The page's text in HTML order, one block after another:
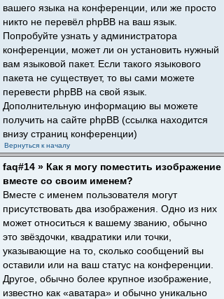
вашего языка на конференции, или же просто
никто не перевёл phpBB на ваш язык.
Попробуйте узнать у администратора
конференции, может ли он установить нужный
вам языковой пакет. Если такого языкового
пакета не существует, то вы сами можете
перевести phpBB на свой язык.
Дополнительную информацию вы можете
получить на сайте phpBB (ссылка находится
внизу страниц конференции)
Вернуться к началу
faq#14 » Как я могу поместить изображение
вместе со своим именем?
Вместе с именем пользователя могут
присутствовать два изображения. Одно из них
может относиться к вашему званию, обычно
это звёздочки, квадратики или точки,
указывающие на то, сколько сообщений вы
оставили или на ваш статус на конференции.
Другое, обычно более крупное изображение,
известно как «аватара» и обычно уникально